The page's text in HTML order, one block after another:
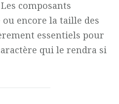
composants
encore la taille des
essentiels pour
qui le rendra si